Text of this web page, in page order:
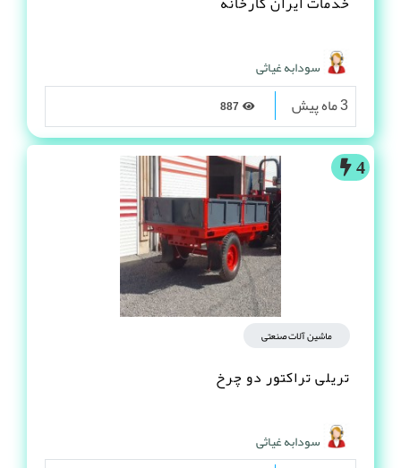
سودابه غیاثی
3 ماه پیش
4
ماشین آلات صنعتی
تریلی تراکتور دو چرخ
سودابه غیاثی